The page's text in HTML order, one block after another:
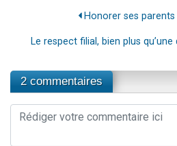
Honorer ses parents
Le respect filial, bien plus
2 commentaires